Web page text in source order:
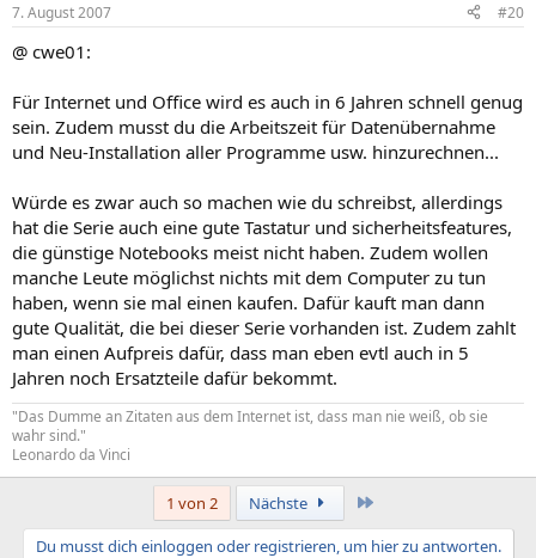
7. August 2007 #20
@ cwe01:
Für Internet und Office wird es auch in 6 Jahren schnell genug
sein. Zudem musst du die Arbeitszeit für Datenübernahme
und Neu-Installation aller Programme usw. hinzurechnen...
Würde es zwar auch so machen wie du schreibst, allerdings
hat die Serie auch eine gute Tastatur und sicherheitsfeatures,
die günstige Notebooks meist nicht haben. Zudem wollen
manche Leute möglichst nichts mit dem Computer zu tun
haben, wenn sie mal einen kaufen. Dafür kauft man dann
gute Qualität, die bei dieser Serie vorhanden ist. Zudem zahlt
man einen Aufpreis dafür, dass man eben evtl auch in 5
Jahren noch Ersatzteile dafür bekommt.
"Das Dumme an Zitaten aus dem Internet ist, dass man nie weiß, ob sie
wahr sind."
Leonardo da Vinci
1 von 2 Nächste
Du musst dich einloggen oder registrieren, um hier zu antworten.